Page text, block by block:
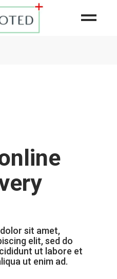
sit amet,
elit, sed do
ut labore et
ut enim ad.